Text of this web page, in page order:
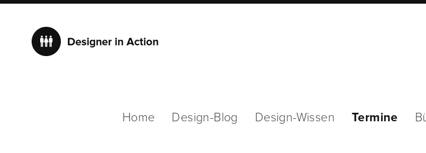
Home Design-Blog Design-Wissen Termine